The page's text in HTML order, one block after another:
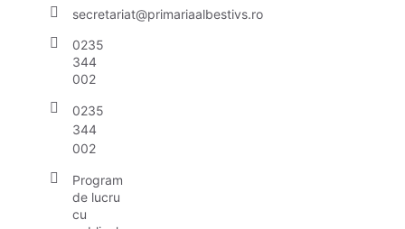
secretariat@primariaalbestivs.ro
0235
344
002
0235
344
002
Program
de lucru
cu